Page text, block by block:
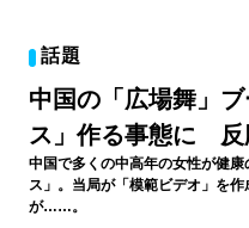
話題
中国の「広場舞」
ス」作る事態に
中国で多くの中高年の女性が健
ス」。当局が「模範ビデオ」を
が……。